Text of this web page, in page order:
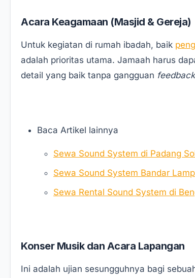
Acara Keagamaan (Masjid & Gereja)
Untuk kegiatan di rumah ibadah, baik
adalah prioritas utama. Jamaah harus
detail yang baik tanpa gangguan feedback
Baca Artikel lainnya
Sewa Sound System di Padang
Sewa Sound System Bandar
Sewa Rental Sound System di
Konser Musik dan Acara Lapangan
Ini adalah ujian sesungguhnya bagi